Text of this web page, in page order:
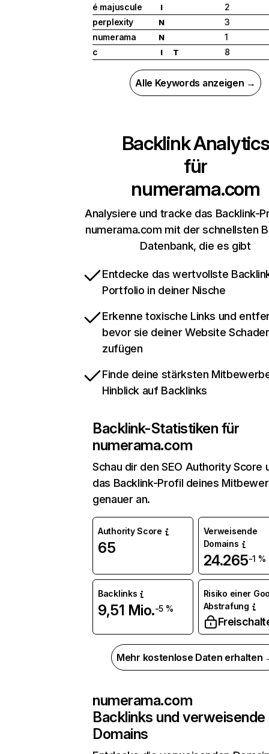
é majuscule
I
2
perplexity
N
3
numerama
N
1
c
I T 8
Alle Keywords anzeigen →
Backlink Analytics
für
numerama.com
Analysiere und tracke das Backlink-
numerama.com mit der schnellsten
Datenbank, die es gibt
Entdecke das wertvollste
Portfolio in deiner Nische
Erkenne toxische Links und
bevor sie deiner Website
zufügen
Finde deine stärksten
Hinblick auf Backlinks
Backlink-Statistiken für
numerama.com
Schau dir den SEO Authority Score
das Backlink-Profil deines
genauer an.
Authority Score
65
Verweisende
Domains
24.265-1 %
Backlinks
9,51 Mio.-5 %
Risiko einer
Abstrafung
Mehr kostenlose Daten erhalten
numerama.com
Backlinks und verweisende
Domains